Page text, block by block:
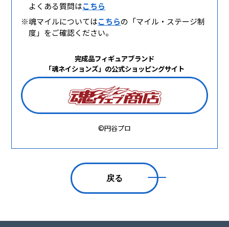
よくある質問はこちら
※魂マイルについてはこちらの「マイル・ステージ制
度」をご確認ください。
完成品フィギュアブランド
「魂ネイションズ」の公式ショッピングサイト
©円谷プロ
戻る